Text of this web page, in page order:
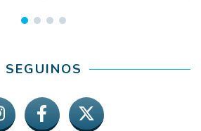
SEGUINOS